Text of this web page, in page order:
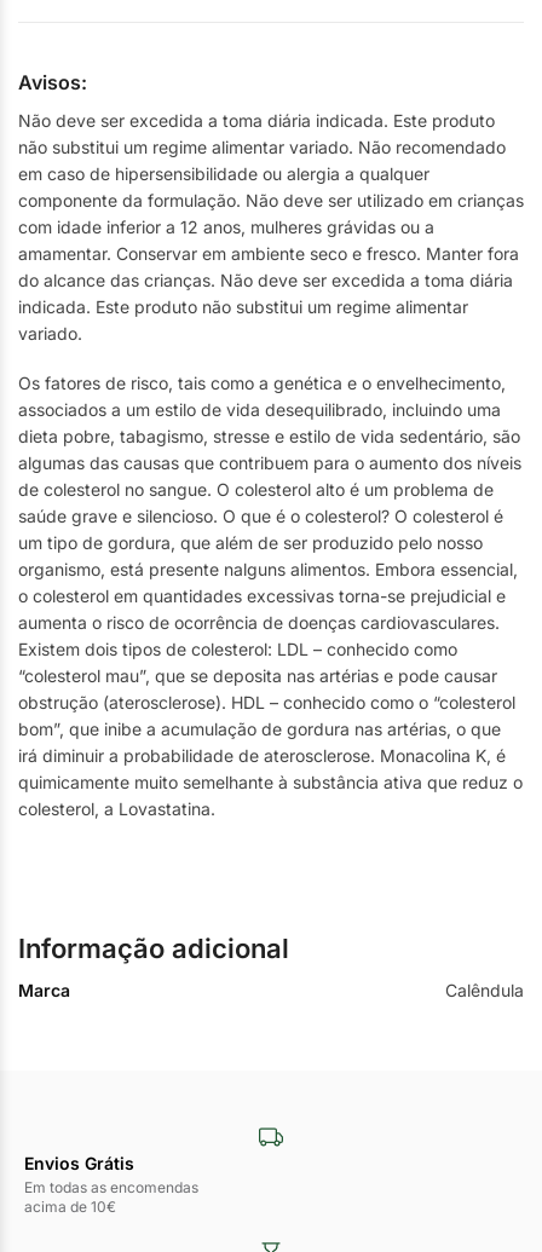
Avisos:
Não deve ser excedida a toma diária indicada. Este produto
não substitui um regime alimentar variado. Não recomendado
em caso de hipersensibilidade ou alergia a qualquer
componente da formulação. Não deve ser utilizado em crianças
com idade inferior a 12 anos, mulheres grávidas ou a
amamentar. Conservar em ambiente seco e fresco. Manter fora
do alcance das crianças. Não deve ser excedida a toma diária
indicada. Este produto não substitui um regime alimentar
variado.
Os fatores de risco, tais como a genética e o envelhecimento,
associados a um estilo de vida desequilibrado, incluindo uma
dieta pobre, tabagismo, stresse e estilo de vida sedentário, são
algumas das causas que contribuem para o aumento dos níveis
de colesterol no sangue. O colesterol alto é um problema de
saúde grave e silencioso. O que é o colesterol? O colesterol é
um tipo de gordura, que além de ser produzido pelo nosso
organismo, está presente nalguns alimentos. Embora essencial,
o colesterol em quantidades excessivas torna-se prejudicial e
aumenta o risco de ocorrência de doenças cardiovasculares.
Existem dois tipos de colesterol: LDL – conhecido como
“colesterol mau”, que se deposita nas artérias e pode causar
obstrução (aterosclerose). HDL – conhecido como o “colesterol
bom”, que inibe a acumulação de gordura nas artérias, o que
irá diminuir a probabilidade de aterosclerose. Monacolina K, é
quimicamente muito semelhante à substância ativa que reduz o
colesterol, a Lovastatina.
Informação adicional
Marca Calêndula
Envios Grátis
Em todas as encomendas
acima de 10€